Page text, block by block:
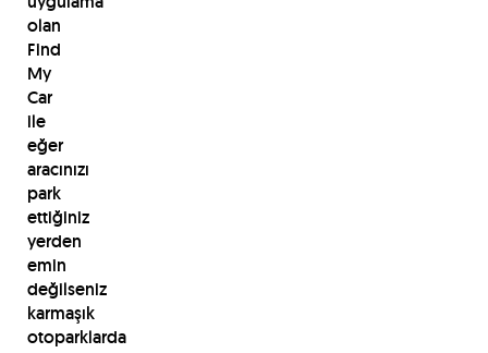
olan
Find
My
Car
ile
eğer
aracınızı
park
ettiğiniz
yerden
emin
değilseniz
karmaşık
otoparklarda